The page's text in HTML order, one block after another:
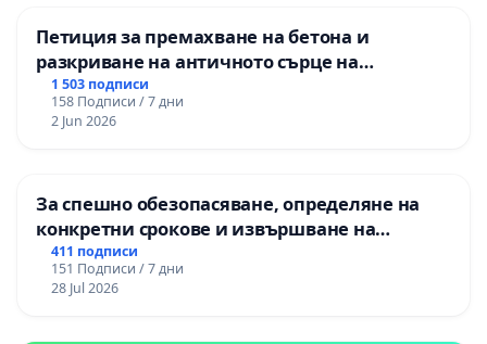
Петиция за премахване на бетона и
разкриване на античното сърце на
Могиланската могила във Враца
1 503 подписи
158 Подписи / 7 дни
2 Jun 2026
За спешно обезопасяване, определяне на
конкретни срокове и извършване на
цялостна рехабилитация на
републиканския път между пътен възел АМ
„Тракия“ - гр. Ихтиман - с. Мирово - к.к.
411 подписи
151 Подписи / 7 дни
28 Jul 2026